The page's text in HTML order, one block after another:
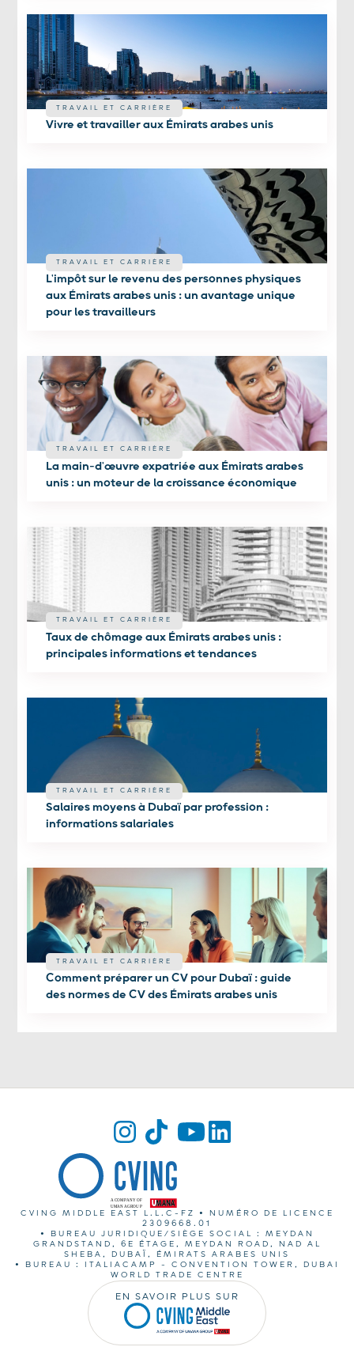
TRAVAIL ET CARRIÈRE
Vivre et travailler aux Émirats arabes unis
TRAVAIL ET CARRIÈRE
L'impôt sur le revenu des personnes physiques
aux Émirats arabes unis : un avantage unique
pour les travailleurs
TRAVAIL ET CARRIÈRE
La main-d'œuvre expatriée aux Émirats arabes
unis : un moteur de la croissance économique
TRAVAIL ET CARRIÈRE
Taux de chômage aux Émirats arabes unis :
principales informations et tendances
TRAVAIL ET CARRIÈRE
Salaires moyens à Dubaï par profession :
informations salariales
TRAVAIL ET CARRIÈRE
Comment préparer un CV pour Dubaï : guide
des normes de CV des Émirats arabes unis
CVING MIDDLE EAST L.L.C-FZ • NUMÉRO DE LICENCE
2309668.01
• BUREAU JURIDIQUE/SIÈGE SOCIAL : MEYDAN
GRANDSTAND, 6E ÉTAGE, MEYDAN ROAD, NAD AL
SHEBA, DUBAÏ, ÉMIRATS ARABES UNIS
• BUREAU : ITALIACAMP - CONVENTION TOWER, DUBAI
WORLD TRADE CENTRE
EN SAVOIR PLUS SUR